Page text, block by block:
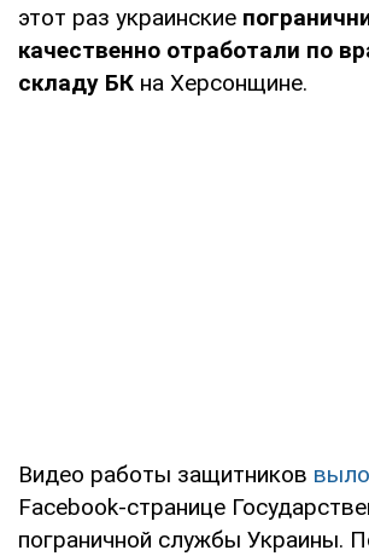
этот раз украинские
качественно отработали по
складу БК на Херсонщине.
Видео работы защитников
Facebook-странице
пограничной службы Украины.